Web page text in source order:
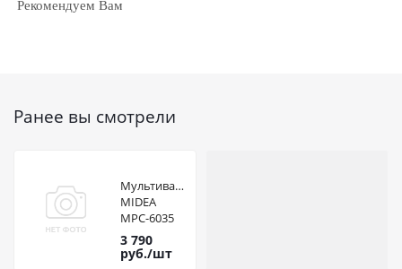
Рекомендуем Вам
Ранее вы смотрели
Мультиварка
MIDEA
MPC-6035
3 790
руб./шт